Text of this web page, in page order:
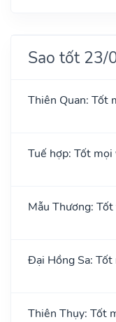
Sao tốt 23/
Thiên Quan: Tốt
Tuế hợp: Tốt mọi
Mẫu Thương:
Đại Hồng Sa: Tốt
Thiên Thụy: Tốt